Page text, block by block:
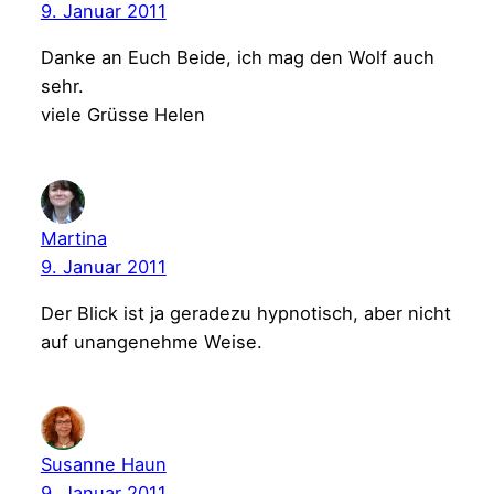
9. Januar 2011
Danke an Euch Beide, ich mag den Wolf auch
sehr.
viele Grüsse Helen
Martina
9. Januar 2011
Der Blick ist ja geradezu hypnotisch, aber nicht
auf unangenehme Weise.
Susanne Haun